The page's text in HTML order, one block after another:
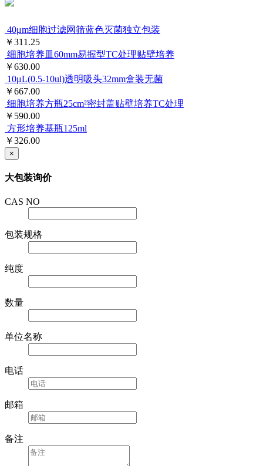
40μm细胞过滤网筛蓝色灭菌独立包装
￥311.25
细胞培养皿60mm易握型TC处理贴壁培养
￥630.00
10μL(0.5-10ul)透明吸头32mm盒装无菌
￥667.00
细胞培养方瓶25cm²密封盖贴壁培养TC处理
￥590.00
方形培养基瓶125ml
￥326.00
×
大包装询价
CAS NO
包装规格
纯度
数量
单位名称
电话
邮箱
备注